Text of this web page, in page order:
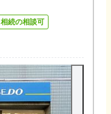
相続の相談可